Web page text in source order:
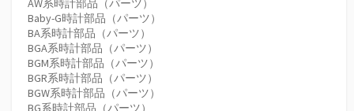
AW系時計部品（パーツ）
Baby-G時計部品（パーツ）
BA系時計部品（パーツ）
BGA系時計部品（パーツ）
BGM系時計部品（パーツ）
BGR系時計部品（パーツ）
BGW系時計部品（パーツ）
BG系時計部品（パーツ）